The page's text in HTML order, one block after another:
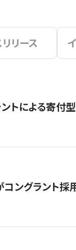
リース
トによる寄付
コングラント